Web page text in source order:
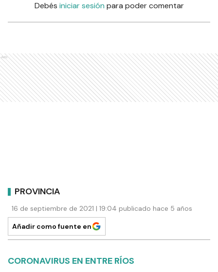
Debés iniciar sesión para poder comentar
Ads
PROVINCIA
16 de septiembre de 2021 | 19:04 publicado hace 5 años
Añadir como fuente en
CORONAVIRUS EN ENTRE RÍOS